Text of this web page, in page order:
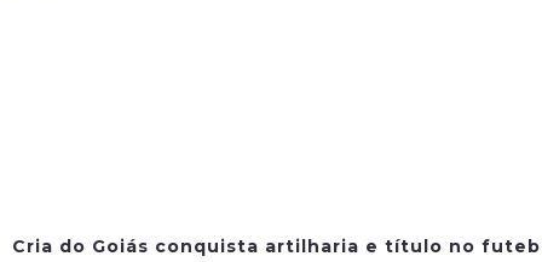
Cria do Goiás conquista artilharia e título no